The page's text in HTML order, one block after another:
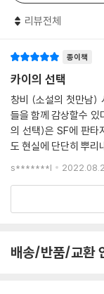
고 능력을 없앨지, 수술
반야는 3년 전에 수술
어떤 선택을 할지 고민
나기는 이미 작년에 선
하는 어떤 선택을 하게
‘나’를 고민하는 이들
『카이의 선택』은 가
카이들의 모습은 낯설
사람들은 잘못된 선입
리뷰전체
종이책
카이의 선택
창비 (소설의 첫만남) 시리즈의 매력중 하나가멋진 그림
들을 함께 감상할수 있
의 선택)은 SF에 판타
도 현실에 단단히 뿌리
적이고 슬픈 서사에
력을 지닌 '카이'들이
s*******l
배송/반품/교환